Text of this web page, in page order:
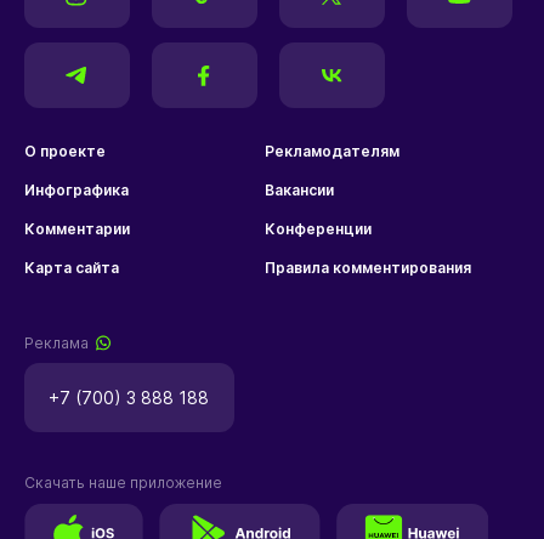
О проекте Рекламодателям
Инфографика Вакансии
Комментарии Конференции
Карта сайта Правила комментирования
Реклама
+7 (700) 3 888 188
Скачать наше приложение